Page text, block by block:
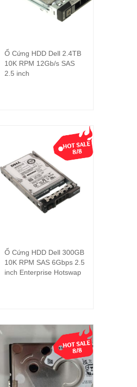
Đọc tiếp
Ổ Cứng HDD Dell 2.4TB
10K RPM 12Gb/s SAS
2.5 inch
Đọc tiếp
Ổ Cứng HDD Dell 300GB
10K RPM SAS 6Gbps 2.5
inch Enterprise Hotswap